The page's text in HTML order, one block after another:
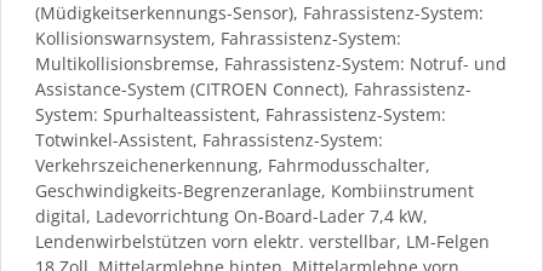
(Müdigkeitserkennungs-Sensor), Fahrassistenz-System:
Kollisionswarnsystem, Fahrassistenz-System:
Multikollisionsbremse, Fahrassistenz-System: Notruf- und
Assistance-System (CITROEN Connect), Fahrassistenz-
System: Spurhalteassistent, Fahrassistenz-System:
Totwinkel-Assistent, Fahrassistenz-System:
Verkehrszeichenerkennung, Fahrmodusschalter,
Geschwindigkeits-Begrenzeranlage, Kombiinstrument
digital, Ladevorrichtung On-Board-Lader 7,4 kW,
Lendenwirbelstützen vorn elektr. verstellbar, LM-Felgen